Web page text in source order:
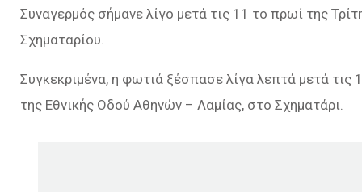
Συναγερμός σήμανε λίγο μετά τις 11 το πρωί της
Σχηματαρίου.
Συγκεκριμένα, η φωτιά ξέσπασε λίγα λεπτά μετά
της Εθνικής Οδού Αθηνών – Λαμίας, στο Σχηματάρι.